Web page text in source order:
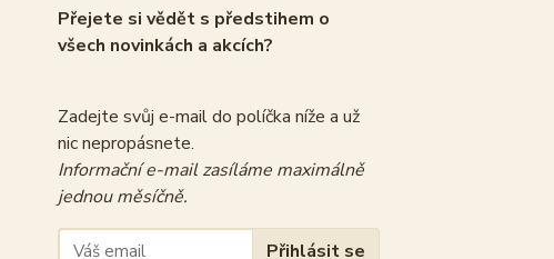
Přejete si vědět s předstihem o
všech novinkách a akcích?
Zadejte svůj e-mail do políčka níže a už
nic nepropásnete.
Informační e-mail zasíláme maximálně
jednou měsíčně.
Přihlásit se